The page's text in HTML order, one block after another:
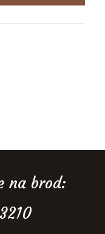
na brod: